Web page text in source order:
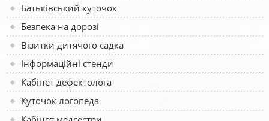
Батьківський куточок
Безпека на дорозі
Візитки дитячого садка
Інформаційні стенди
Кабінет дефектолога
Куточок логопеда